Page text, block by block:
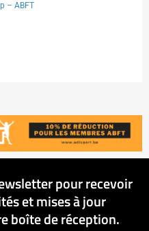
– ABFT
pour recevoir
et mises à jour
boîte de réception.